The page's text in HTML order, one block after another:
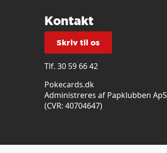
Kontakt
Skriv til os
Tlf. 30 59 66 42
Pokecards.dk
Administreres af Papklubben ApS
(CVR: 40704647)